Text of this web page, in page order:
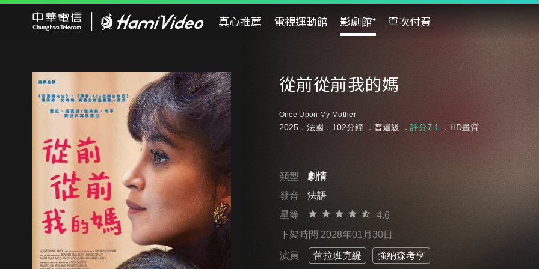
真心推薦 電視運動館 影劇館⁺ 單次付費
從前從前我的媽
Once Upon My Mother
2025．法國．102分鐘 ． 普遍級 ． 評分7.1 ．HD畫質
類型
劇情
發音
法語
星等
4.6
下架時間 2028年01月30日
演員 蕾拉班克緹 強納森考亨